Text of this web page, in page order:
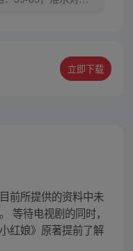
立即下载
前所提供的资料中未
等待电视剧的同时，
红娘》原著提前了解